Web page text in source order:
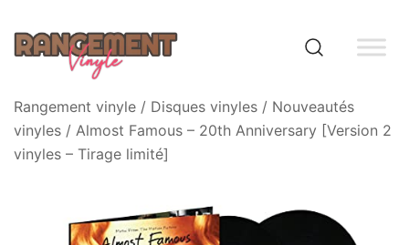
content
Rangement vinyle
Rangement vinyle / Disques vinyles / Nouveautés
vinyles / Almost Famous – 20th Anniversary [Version 2
vinyles – Tirage limité]